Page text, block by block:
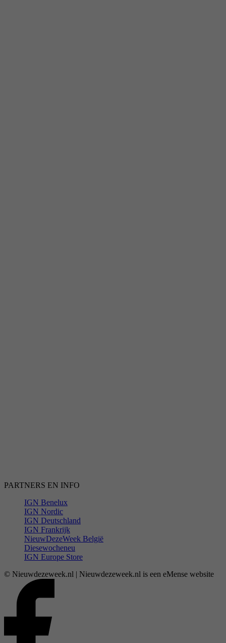
PARTNERS EN INFO
IGN Benelux
IGN Nordic
IGN Deutschland
IGN Frankrijk
NieuwDezeWeek België
Diesewocheneu
IGN Europe Store
© Nieuwdezeweek.nl | Nieuwdezeweek.nl is een eMense website